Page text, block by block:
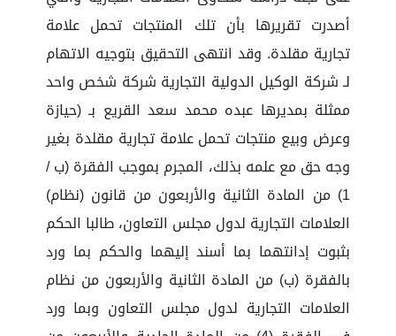
أصدرت تقريرها بأن تلك المنتجات تحمل علامة
تجارية مقلدة. وقد انتهى التحقيق بتوجيه الاتهام
لـ شركة الوكيل الدولية التجارية شركة شخص واحد
ممثلة بمديرها عبده محمد سعد القريع بـ (حيازة
وعرض وبيع منتجات تحمل علامة تجارية مقلدة بغير
وجه حق مع علمه بذلك، المجرم بموجب الفقرة (ب /
1) من المادة الثانية والأربعون من قانون (نظام)
العلامات التجارية لدول مجلس التعاون، طالبا الحكم
بثبوت إدانتهما بما أسند إليهما والحكم بما ورد
بالفقرة (ب) من المادة الثانية والأربعون من نظام
العلامات التجارية لدول مجلس التعاون وبما ورد